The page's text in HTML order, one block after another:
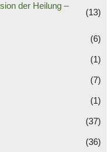
der Heilung –
(13)
(6)
(1)
(7)
(1)
(37)
(36)